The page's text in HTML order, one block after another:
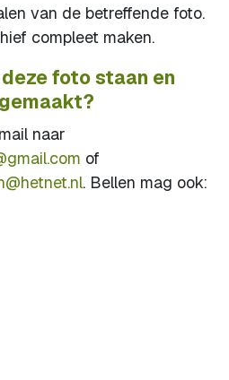
van de betreffende foto.
compleet maken.
foto staan en
naar
of
. Bellen mag ook: